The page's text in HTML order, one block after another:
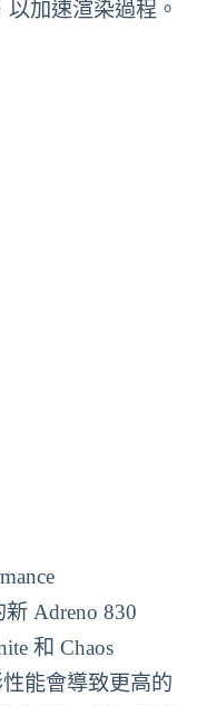
加速渲染過程。
新 Adreno 830
和 Chaos
能會導致更高的